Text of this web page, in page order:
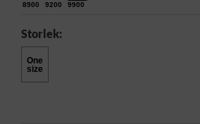
8900 9200 9900
Storlek:
One
size